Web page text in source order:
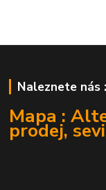
Naleznete nás :
Mapa :
prodej,